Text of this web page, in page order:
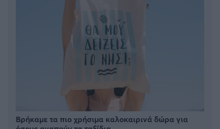
Βρήκαμε τα πιο χρήσιμα καλοκαιρινά δώρα για